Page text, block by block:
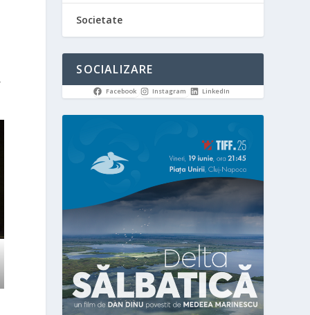
Societate
SOCIALIZARE
Facebook Instagram LinkedIn